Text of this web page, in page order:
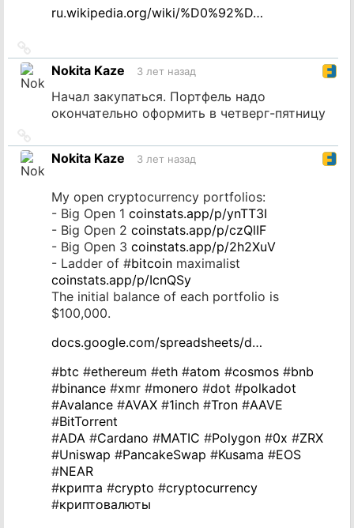
ru.wikipedia.org/wiki/%D0%92%D…
на
источник
Nokita Kaze 3 лет назад
Начал закупаться. Портфель надо
окончательно оформить в четверг-пятницу
на
источник
Nokita Kaze 3 лет назад
My open cryptocurrency portfolios:
- Big Open 1 coinstats.app/p/ynTT3I
- Big Open 2 coinstats.app/p/czQlIF
- Big Open 3 coinstats.app/p/2h2XuV
- Ladder of #bitcoin maximalist
coinstats.app/p/IcnQSy
The initial balance of each portfolio is
$100,000.
docs.google.com/spreadsheets/d…
#btc #ethereum #eth #atom #cosmos #bnb
#binance #xmr #monero #dot #polkadot
#Avalance #AVAX #1inch #Tron #AAVE
#BitTorrent
#ADA #Cardano #MATIC #Polygon #0x #ZRX
#Uniswap #PancakeSwap #Kusama #EOS
#NEAR
#крипта #crypto #cryptocurrency
#криптовалюты